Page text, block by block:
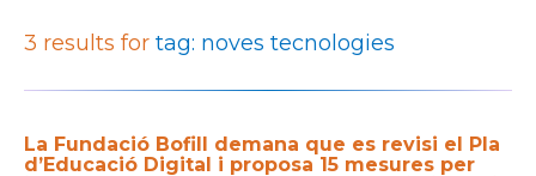
3 results for tag: noves tecnologies
La Fundació Bofill demana que es revisi el Pla
d’Educació Digital i proposa 15 mesures per